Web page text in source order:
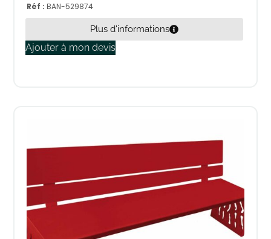
Réf :BAN-529874
Plus d'informations
Ajouter à mon devis